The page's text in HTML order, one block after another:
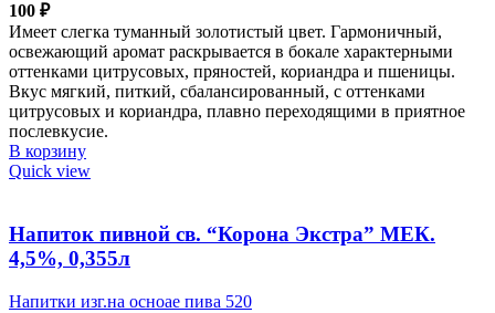
100 ₽
Имеет слегка туманный золотистый цвет. Гармоничный,
освежающий аромат раскрывается в бокале характерными
оттенками цитрусовых, пряностей, кориандра и пшеницы.
Вкус мягкий, питкий, сбалансированный, с оттенками
цитрусовых и кориандра, плавно переходящими в приятное
послевкусие.
В корзину
Quick view
Напиток пивной св. “Корона Экстра” МЕК.
4,5%, 0,355л
Напитки изг.на осноае пива 520